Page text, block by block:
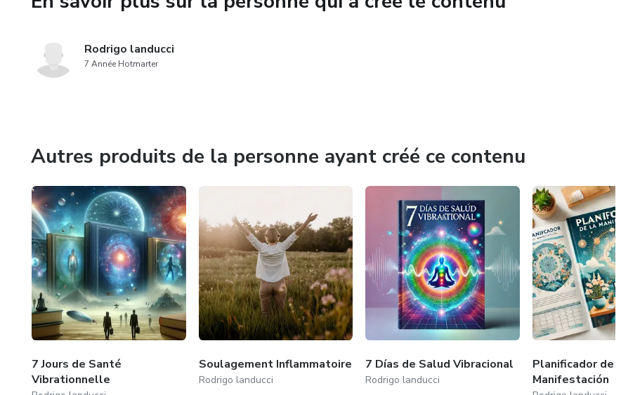
cercle vertueux où pensées, émotions et actions se synchronisent pour attirer l'abondance
Rodrigo landucci
7 Année Hotmarter
Autres produits de la personne ayant créé ce contenu
7 Jours de Santé
Vibrationnelle
Soulagement Inflammatoire
Rodrigo landucci
7 Días de Salud Vibracional
Rodrigo landucci
Planificador de la
Manifestación